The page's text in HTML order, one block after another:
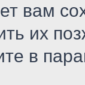
вам
их
в